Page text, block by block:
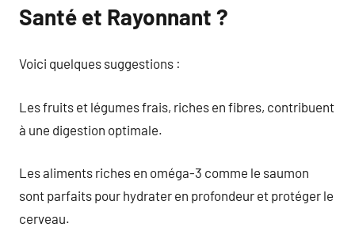
Santé et Rayonnant ?
Voici quelques suggestions :
Les fruits et légumes frais, riches en fibres, contribuent
à une digestion optimale.
Les aliments riches en oméga-3 comme le saumon
sont parfaits pour hydrater en profondeur et protéger le
cerveau.